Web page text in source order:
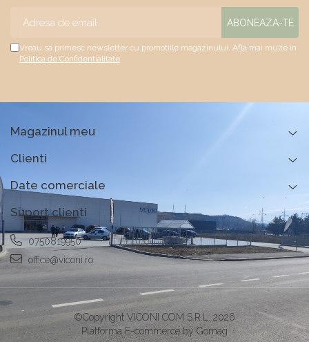
Vreau sa primesc newsletter cu promotiile magazinului. Afla mai multe in
Politica de Confidentialitate
Magazinul meu
Clienti
Date comerciale
Suport clienti
0750819950
office@viconi.ro
©Copyright VICONI COM S.R.L. 2026
Platforma E-commerce by Gomag